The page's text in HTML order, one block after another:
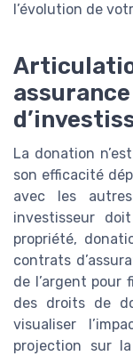
l’évolution de
La donation
son efficacité
avec les
investisseur
propriété,
contrats
de l’argent pour
des droits de
visualiser
projection sur